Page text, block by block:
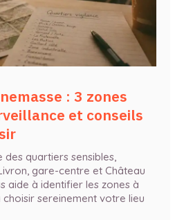
: 3 zones
et conseils
des quartiers sensibles,
gare-centre et Château
aide à identifier les zones à
sereinement votre lieu